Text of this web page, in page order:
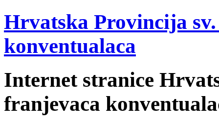
Hrvatska Provincija
konventualaca
Internet stranice
franjevaca